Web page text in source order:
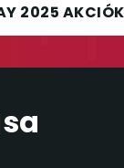
2025 AKCIÓK